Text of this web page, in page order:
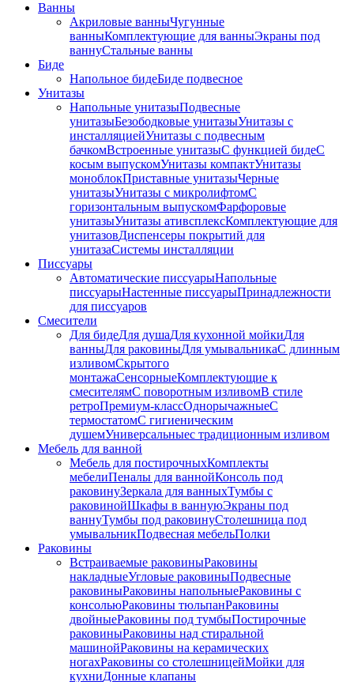
Ванны
Акриловые ванныЧугунные
ванныКомплектующие для ванныЭкраны под
ваннуСтальные ванны
Биде
Напольное бидеБиде пoдвеснoе
Унитазы
Напольные унитазыПодвесные
унитазыБезободковые унитазыУнитазы с
инсталляциейУнитазы с подвесным
бачкомВстроенные унитазыС функцией бидеС
косым выпускомУнитазы компактУнитазы
моноблокПриставные унитазыЧерные
унитазыУнитазы с микролифтомC
горизонтальным выпускомФарфоровые
унитазыУнитазы ативсплексКомплектующие для
унитазовДиспенсеры покрытий для
унитазаСистемы инсталляции
Писсуары
Автоматические писсуарыНапольные
писсуарыНастенные писсуарыПринадлежности
для писсуаров
Смесители
Для бидеДля душаДля кухонной мойкиДля
ванныДля раковиныДля умывальникаС длинным
изливомСкрытого
монтажаСенсорныеКомплектующие к
смесителямС поворотным изливомВ стиле
ретроПремиум-классОднорычажныеС
термостатомС гигиеническим
душемУниверсальныес традиционным изливом
Мебель для ванной
Мебель для постирочныхКомплекты
мебелиПеналы для ваннойКонсоль под
раковинуЗеркала для ванныхТумбы с
раковинойШкафы в ваннуюЭкраны под
ваннуТумбы под раковинуСтолешница под
умывальникПодвесная мебельПолки
Раковины
Встраиваемые раковиныРаковины
накладныеУгловые раковиныПодвесные
раковиныРаковины напольныеРаковины с
консольюРаковины тюльпанРаковины
двойныеРаковины под тумбыПостирочные
раковиныРаковины над стиральной
машинойРаковины на керамических
ногахРаковины со столешницейМойки для
кухниДонные клапаны